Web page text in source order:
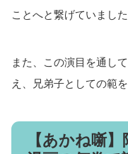
ことへと繋げていました
また、この演目を通し
え、兄弟子としての範
【あかね噺